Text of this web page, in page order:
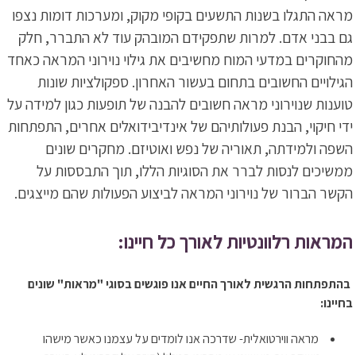
מראה התגלו בשנות התשעים בקופי מקוק, ומערכות דומות נצפו
גם בבני אדם. למרות שתפקידם המובהק עוד לא התברר, חלק
מהחוקרים במדעי המוח מחשיבים את גילוי נוירוני המראה כאחד
הגילויים החשובים בתחום בעשור האחרון. ספקולציות שונות
טוענות שנוירוני מראה חשובים להבנה של תופעות כגון למידה על
ידי חיקוי, הבנת פעולותיהם של אינדיבידואלים אחרים, התפתחות
השפה ולמידתה, תאוריה של נפש ואוטיזם. מחקרים שונים
ממשיכים לנסות לברר את הסוגיות הללו, תוך התבססות על
הקשר הברור של נוירוני המראה לביצוע הפעולות שהם מייצגים.
המראות רלוונטיות לאורך כל חיינו:
בהתפתחות הרגשית לאורך החיים אנו פוגשים בסוגי "מראות" שונים
בחיינו:
מראה ווירטואלית- שדרכה אנו לומדים על עצמנו כאשר מישהו